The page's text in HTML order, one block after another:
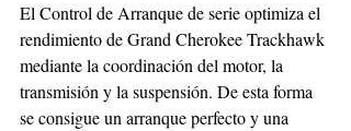
El Control de Arranque de serie optimiza el
rendimiento de Grand Cherokee Trackhawk
mediante la coordinación del motor, la
transmisión y la suspensión. De esta forma
se consigue un arranque perfecto y una